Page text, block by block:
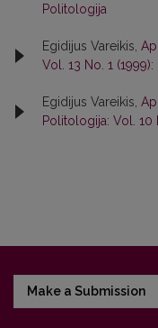
Politologija
Egidijus Vareikis,
Vol. 13 No. 1
Egidijus Vareikis,
Politologija: Vol. 10
Make a Submission